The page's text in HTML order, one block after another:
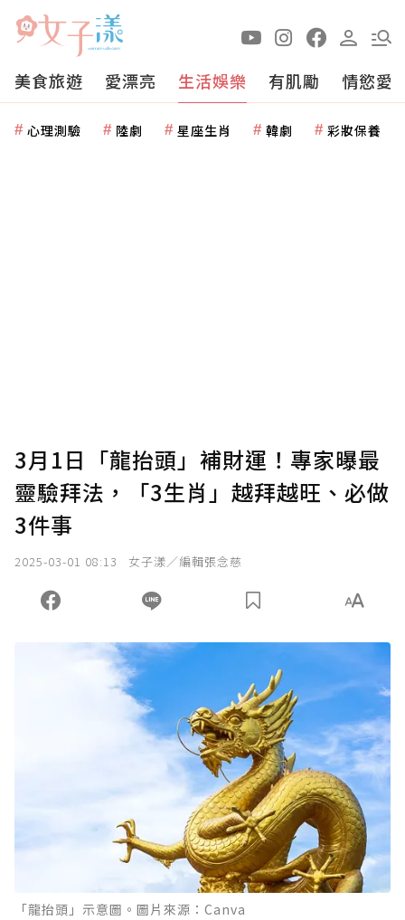
美食旅遊 愛漂亮 生活娛樂 有肌勵 情慾愛
心理測驗 陸劇 星座生肖 韓劇 彩妝保養
3月1日「龍抬頭」補財運！專家曝最
靈驗拜法，「3生肖」越拜越旺、必做
3件事
2025-03-01 08:13 女子漾／編輯張念慈
「龍抬頭」示意圖。圖片來源：Canva